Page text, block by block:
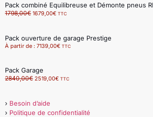
Pack combiné Equilibreuse et Démonte pneus
1798,00€ 1679,00€ TTC
Pack ouverture de garage Prestige
À partir de : 7139,00€ TTC
Pack Garage
2840,00€ 2519,00€ TTC
› Besoin d’aide
› Politique de confidentialité